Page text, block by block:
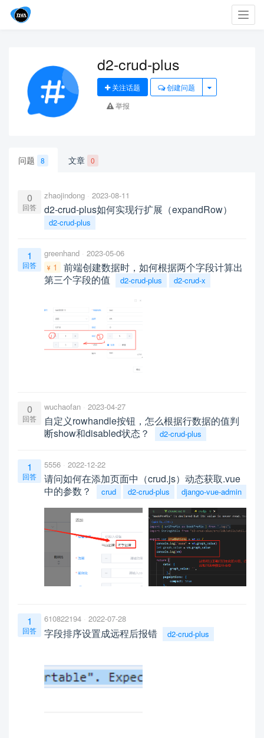
d2-crud-plus
关注话题
创建问题
举报
问题 8 文章 0
0
回答
zhaojindong 2023-08-11
d2-crud-plus如何实现行扩展（expandRow）
d2-crud-plus
1
回答
greenhand 2023-05-06
1
前端创建数据时，如何根据两个字段计算出
第三个字段的值
d2-crud-plus d2-crud-x
0
回答
wuchaofan 2023-04-27
自定义rowhandle按钮，怎么根据行数据的值判
断show和disabled状态？
d2-crud-plus
1
回答
5556 2022-12-22
请问如何在添加页面中（crud.js）动态获取.vue
中的参数？
crud d2-crud-plus django-vue-admin
1
回答
610822194 2022-07-28
字段排序设置成远程后报错 d2-crud-plus